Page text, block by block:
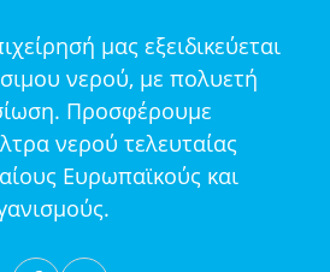
μας εξειδικεύεται
νερού, με πολυετή
Προσφέρουμε
νερού τελευταίας
Ευρωπαϊκούς και